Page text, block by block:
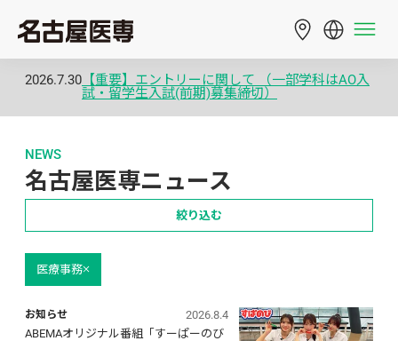
2026.7.30 【重要】エントリーに関して （一部学科はAO入
試・留学生入試(前期)募集締切）
NEWS
名古屋医専ニュース
絞り込む
医療事務
お知らせ
2026.8.4
ABEMAオリジナル番組「すーぱーのび